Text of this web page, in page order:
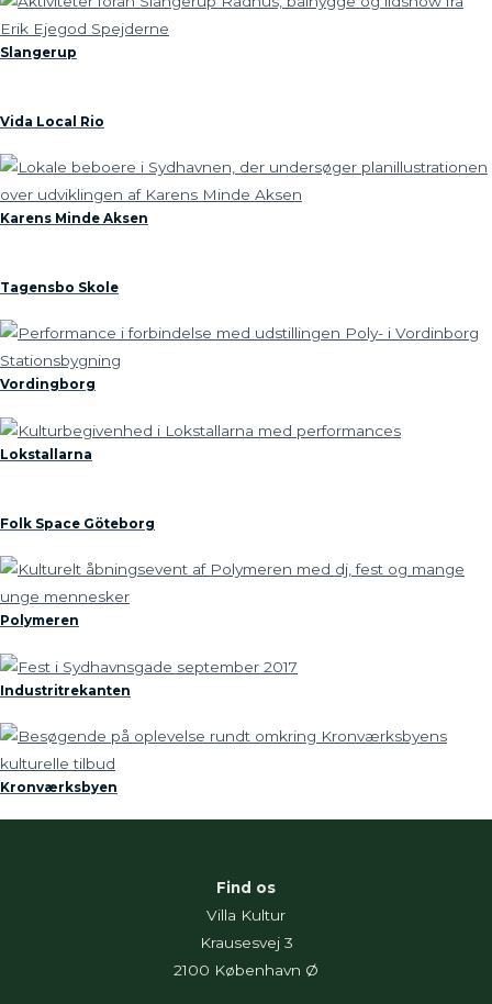
Slangerup
Vida Local Rio
Karens Minde Aksen
Tagensbo Skole
Vordingborg
Lokstallarna
Folk Space Göteborg
Polymeren
Industritrekanten
Kronværksbyen
Find os
Villa Kultur
Krausesvej 3
2100 København Ø